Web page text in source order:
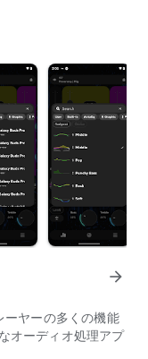
arrow_forward
ヤーの多くの機能
オーディオ処理アプ